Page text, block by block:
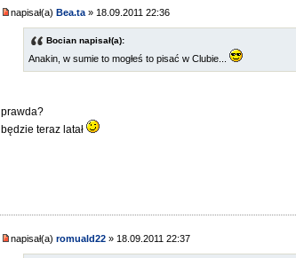
napisał(a)Bea.ta » 18.09.2011 22:36
Bocian napisał(a):
Anakin, w sumie to mogłeś to pisać w Clubie...
prawda?
będzie teraz latał
napisał(a)romuald22 » 18.09.2011 22:37